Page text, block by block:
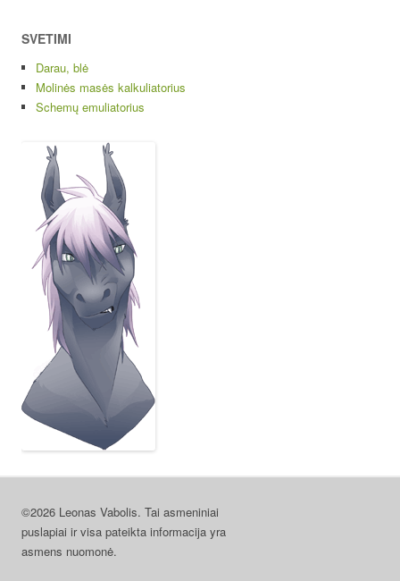
SVETIMI
Darau, blė
Molinės masės kalkuliatorius
Schemų emuliatorius
©2026 Leonas Vabolis. Tai asmeniniai
puslapiai ir visa pateikta informacija yra
asmens nuomonė.